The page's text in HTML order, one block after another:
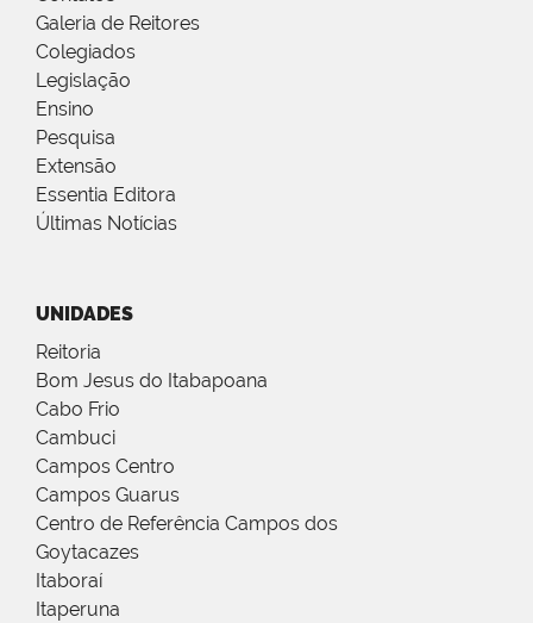
Galeria de Reitores
Colegiados
Legislação
Ensino
Pesquisa
Extensão
Essentia Editora
Últimas Notícias
UNIDADES
Reitoria
Bom Jesus do Itabapoana
Cabo Frio
Cambuci
Campos Centro
Campos Guarus
Centro de Referência Campos dos
Goytacazes
Itaboraí
Itaperuna